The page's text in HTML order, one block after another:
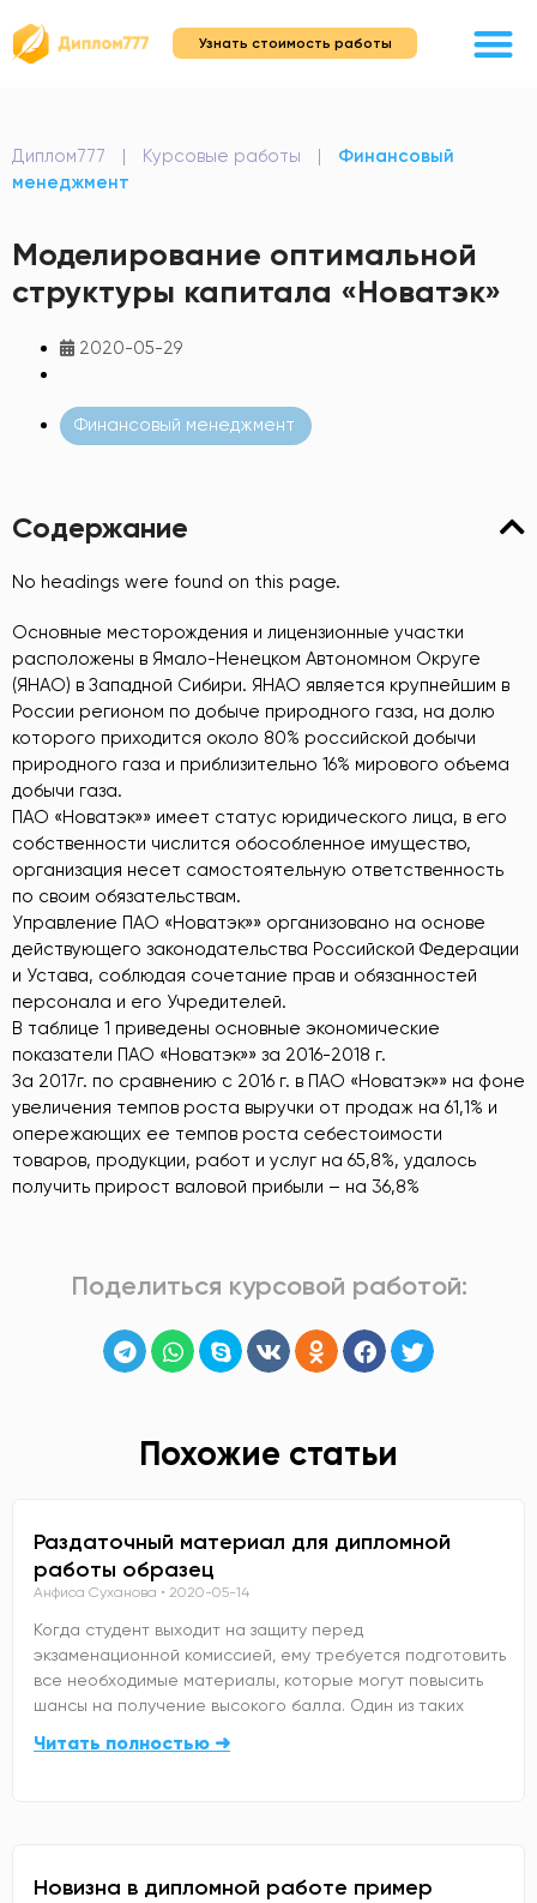
Узнать стоимость работы
Диплом777 | Курсовые работы |
Финансовый
менеджмент
Моделирование оптимальной
структуры капитала «Новатэк»
2020-05-29
Финансовый менеджмент
Содержание
No headings were found on this page.
Основные месторождения и лицензионные участки
расположены в Ямало-Ненецком Автономном Округе
(ЯНАО) в Западной Сибири. ЯНАО является крупнейшим в
России регионом по добыче природного газа, на долю
которого приходится около 80% российской добычи
природного газа и приблизительно 16% мирового объема
добычи газа.
ПАО «Новатэк»» имеет статус юридического лица, в его
собственности числится обособленное имущество,
организация несет самостоятельную ответственность
по своим обязательствам.
Управление ПАО «Новатэк»» организовано на основе
действующего законодательства Российской Федерации
и Устава, соблюдая сочетание прав и обязанностей
персонала и его Учредителей.
В таблице 1 приведены основные экономические
показатели ПАО «Новатэк»» за 2016-2018 г.
За 2017г. по сравнению с 2016 г. в ПАО «Новатэк»» на фоне
увеличения темпов роста выручки от продаж на 61,1% и
опережающих ее темпов роста себестоимости
товаров, продукции, работ и услуг на 65,8%, удалось
получить прирост валовой прибыли – на 36,8%
Поделиться курсовой работой:
Похожие статьи
Раздаточный материал для дипломной
работы образец
Анфиса Суханова 2020-05-14
Когда студент выходит на защиту перед
экзаменационной комиссией, ему требуется подготовить
все необходимые материалы, которые могут повысить
шансы на получение высокого балла. Один из таких
Читать полностью ➜
Новизна в дипломной работе пример